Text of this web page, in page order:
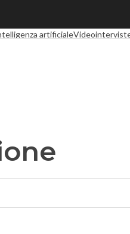
artificiale